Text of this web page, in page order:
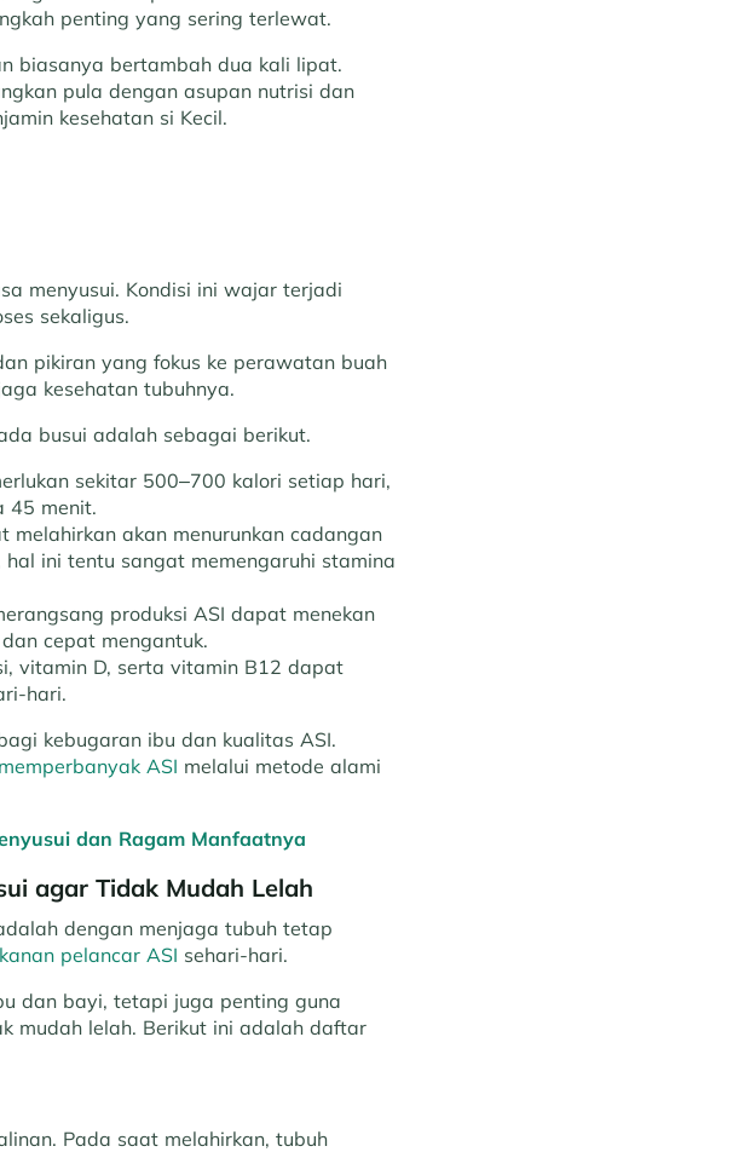
penting yang sering terlewat.
biasanya bertambah dua kali lipat.
pula dengan asupan nutrisi dan
kesehatan si Kecil.
menyusui. Kondisi ini wajar terjadi
sekaligus.
pikiran yang fokus ke perawatan buah
kesehatan tubuhnya.
busui adalah sebagai berikut.
sekitar 500–700 kalori setiap hari,
45 menit.
melahirkan akan menurunkan cadangan
ini tentu sangat memengaruhi stamina
produksi ASI dapat menekan
cepat mengantuk.
vitamin D, serta vitamin B12 dapat
hari.
kebugaran ibu dan kualitas ASI.
ASI melalui metode alami
dan Ragam Manfaatnya
agar Tidak Mudah Lelah
dengan menjaga tubuh tetap
pelancar ASI sehari-hari.
dan bayi, tetapi juga penting guna
mudah lelah. Berikut ini adalah daftar
Pada saat melahirkan, tubuh